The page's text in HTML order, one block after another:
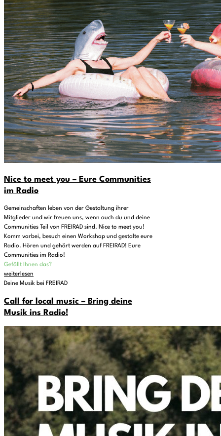
Nice to meet you – Eure Communities
im Radio
Gemeinschaften leben von der Gestaltung ihrer
Mitglieder und wir freuen uns, wenn auch du und deine
Communities Teil von FREIRAD sind. Nice to meet you!
Komm vorbei, besuch einen Workshop und gestalte eure
Radio. Hören und gehört werden auf FREIRAD! Eure
Communities im Radio!
Gefällt Ihnen das?
weiterlesen
Deine Musik bei FREIRAD
Call for local music – Bring deine
Musik ins Radio!